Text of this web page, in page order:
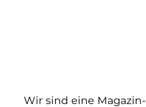
Wir sind eine Magazin-